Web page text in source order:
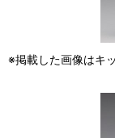
※掲載した画像はキ